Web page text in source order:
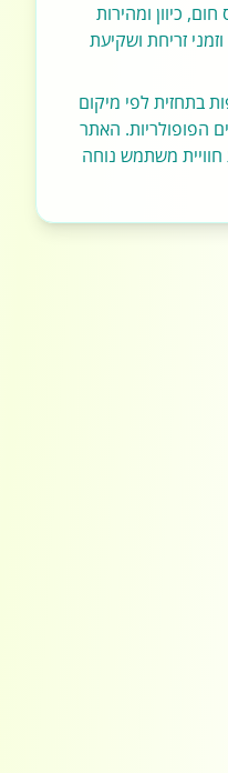
כיוון ומהירות
זריחת ושקיעת
בתחזית לפי מיקום
הפופולריות. האתר
חוויית משתמש נוחה